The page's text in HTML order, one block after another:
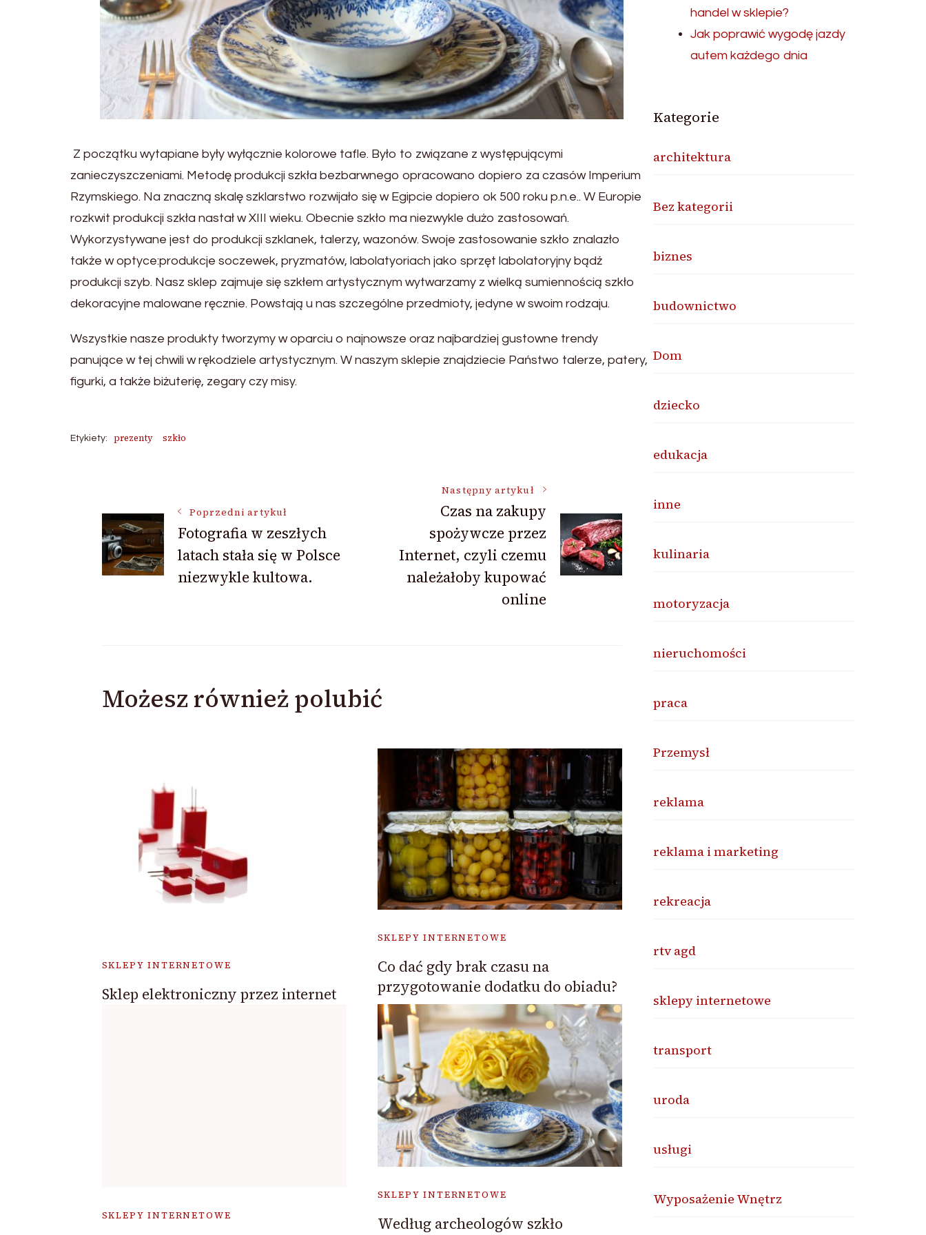
Z początku wytapiane były wyłącznie kolorowe tafle. Było to związane z występującymi
zanieczyszczeniami. Metodę produkcji szkła bezbarwnego opracowano dopiero za czasów Imperium
Rzymskiego. Na znaczną skalę szklarstwo rozwijało się w Egipcie dopiero ok 500 roku p.n.e.. W Europie
rozkwit produkcji szkła nastał w XIII wieku. Obecnie szkło ma niezwykle dużo zastosowań.
Wykorzystywane jest do produkcji szklanek, talerzy, wazonów. Swoje zastosowanie szkło znalazło
także w optyce:produkcje soczewek, pryzmatów, labolatyoriach jako sprzęt labolatoryjny bądź
produkcji szyb. Nasz sklep zajmuje się szkłem artystycznym wytwarzamy z wielką sumiennością szkło
dekoracyjne malowane ręcznie. Powstają u nas szczególne przedmioty, jedyne w swoim rodzaju.
Wszystkie nasze produkty tworzymy w oparciu o najnowsze oraz najbardziej gustowne trendy
panujące w tej chwili w rękodziele artystycznym. W naszym sklepie znajdziecie Państwo talerze, patery,
figurki, a także biżuterię, zegary czy misy.
Etykiety: prezenty szkło
Nawigacja
wpisu
Poprzedni artykuł
Fotografia w zeszłych
latach stała się w Polsce
niezwykle kultowa.
Następny artykuł
Czas na zakupy
spożywcze przez
Internet, czyli czemu
należałoby kupować
online
Możesz również polubić
SKLEPY INTERNETOWE
Sklep elektroniczny przez internet
SKLEPY INTERNETOWE
Co dać gdy brak czasu na
przygotowanie dodatku do obiadu?
SKLEPY INTERNETOWE
SKLEPY INTERNETOWE
Według archeologów szkło
handel w sklepie?
Jak poprawić wygodę jazdy
autem każdego dnia
Kategorie
architektura
Bez kategorii
biznes
budownictwo
Dom
dziecko
edukacja
inne
kulinaria
motoryzacja
nieruchomości
praca
Przemysł
reklama
reklama i marketing
rekreacja
rtv agd
sklepy internetowe
transport
uroda
usługi
Wyposażenie Wnętrz